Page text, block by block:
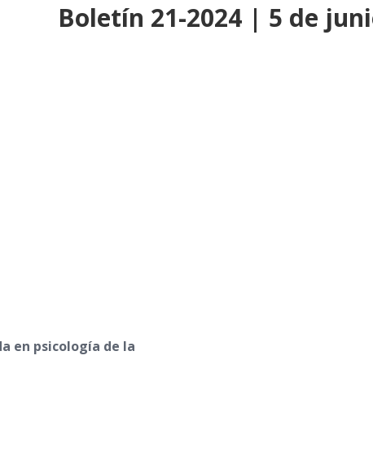
Boletín 21-2024 | 5 de
en psicología de la